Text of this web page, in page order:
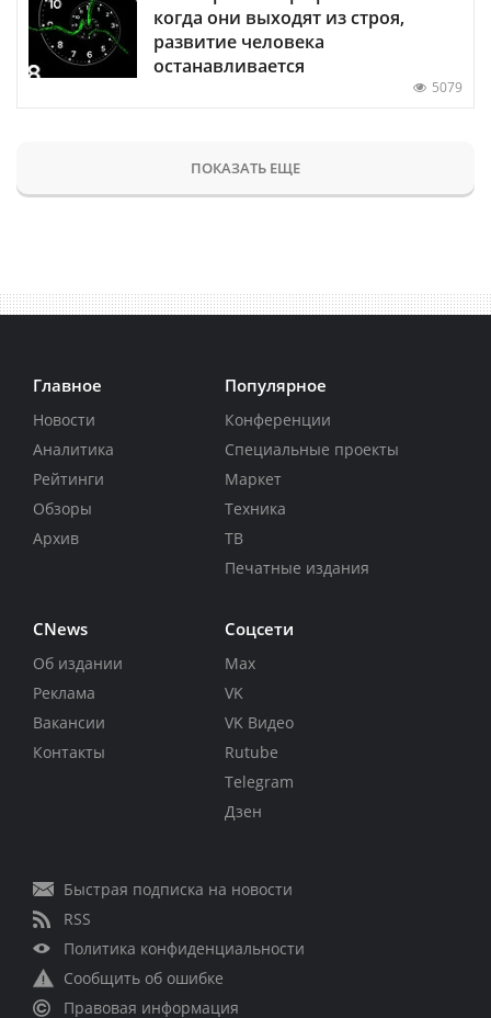
когда они выходят из строя,
развитие человека
останавливается
5079
ПОКАЗАТЬ ЕЩЕ
Главное
Новости
Аналитика
Рейтинги
Обзоры
Архив
Популярное
Конференции
Специальные проекты
Маркет
Техника
ТВ
Печатные издания
CNews
Об издании
Реклама
Вакансии
Контакты
Соцсети
Max
VK
VK Видео
Rutube
Telegram
Дзен
Быстрая подписка на новости
RSS
Политика конфиденциальности
Сообщить об ошибке
Правовая информация